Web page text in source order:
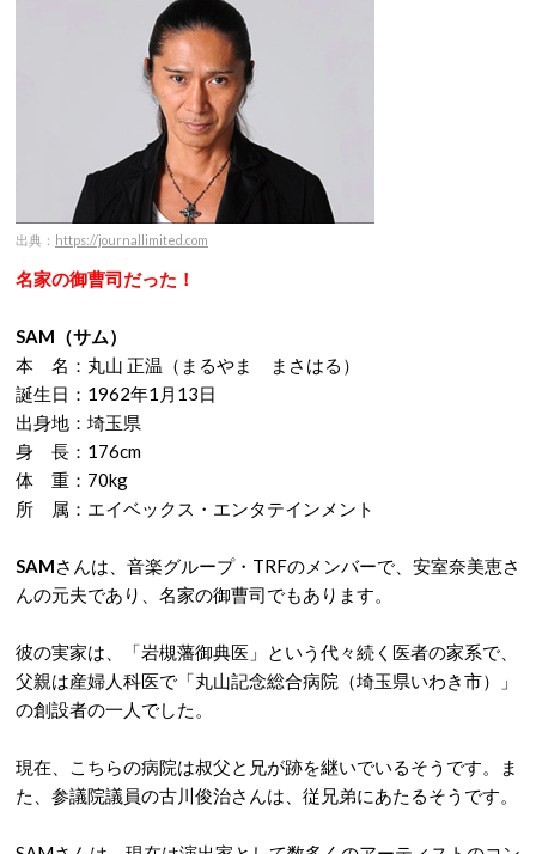
出典： https://journallimited.com
名家の御曹司だった！
SAM（サム）
本 名：丸山 正温（まるやま まさはる）
誕生日：1962年1月13日
出身地：埼玉県
身 長：176cm
体 重：70kg
所 属：エイベックス・エンタテインメント
SAMさんは、音楽グループ・TRFのメンバーで、安室奈美恵さ
んの元夫であり、名家の御曹司でもあります。
彼の実家は、「岩槻藩御典医」という代々続く医者の家系で、
父親は産婦人科医で「丸山記念総合病院（埼玉県いわき市）」
の創設者の一人でした。
現在、こちらの病院は叔父と兄が跡を継いでいるそうです。ま
た、参議院議員の古川俊治さんは、従兄弟にあたるそうです。